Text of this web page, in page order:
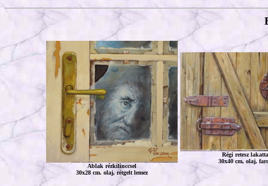
Ablak rézkilinccsel
30x28 cm. olaj, rétgelt lemez
Régi retesz
30x40 cm, olaj,